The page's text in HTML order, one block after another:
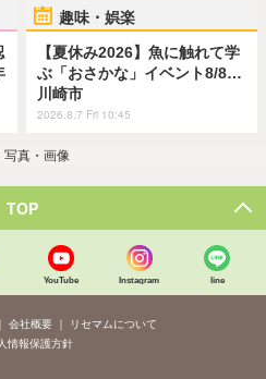
趣味・娯楽
【夏休み2026】魚に触れて学
ぶ「おさかな」イベント8/8…
川崎市
2026.8.7 Fri 10:45
写真・画像
TOP
YouTube Instagram line
会社概要
リセマムについて
情報保護方針